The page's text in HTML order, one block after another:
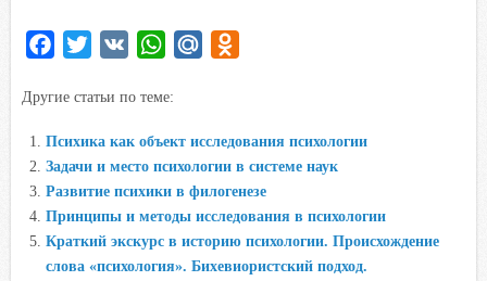
c
o
o
k
i
e
r
W
a
A
p
p
R
u
l
a
s
s
Другие статьи по теме:
Психика как объект исследования психологии
Задачи и место психологии в системе наук
Развитие психики в филогенезе
Принципы и методы исследования в психологии
Краткий экскурс в историю психологии. Происхождение
слова «психология». Бихевиористский подход.